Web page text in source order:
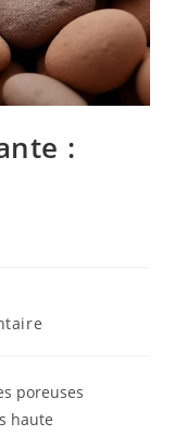
:
poreuses
haute